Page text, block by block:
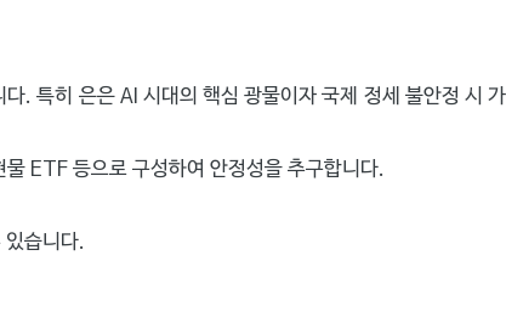
. 특히 은은 AI 시대의 핵심 광물이자 국제 정세 불안정 시 가
ETF 등으로 구성하여 안정성을 추구합니다.
습니다.